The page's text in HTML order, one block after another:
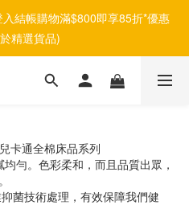
結帳購物滿$800即享85折*優惠
精選貨品)
卡通全棉床品系列
勻。色彩柔和，而且品質出眾，
菌技術處理，有效保障我們健